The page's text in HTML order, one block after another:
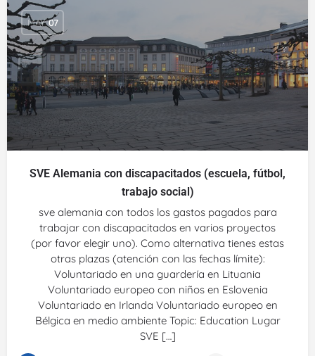
MAY 07
SVE Alemania con discapacitados (escuela, fútbol,
trabajo social)
sve alemania con todos los gastos pagados para
trabajar con discapacitados en varios proyectos
(por favor elegir uno). Como alternativa tienes estas
otras plazas (atención con las fechas límite):
Voluntariado en una guardería en Lituania
Voluntariado europeo con niños en Eslovenia
Voluntariado en Irlanda Voluntariado europeo en
Bélgica en medio ambiente Topic: Education Lugar
SVE […]